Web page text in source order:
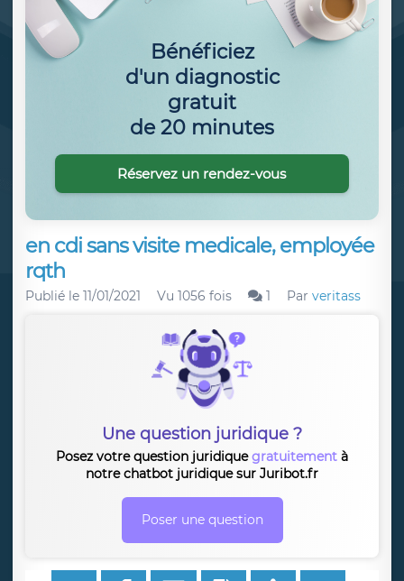
en cdi sans visite medicale, employée
rqth
Publié le 11/01/2021 Vu 1056 fois 1 Par veritass
Une question juridique ?
Posez votre question juridiquegratuitement à
notre chatbot juridique sur Juribot.fr
Poser une question
Bénéficiez
d'un diagnostic
gratuit
de 20 minutes
Réservez un rendez-vous